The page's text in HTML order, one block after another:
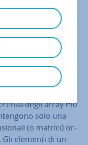
matrici.
un
in C++?
dati che permette
degli array mo­
solo una
(o matrici) or­
Gli elementi di un